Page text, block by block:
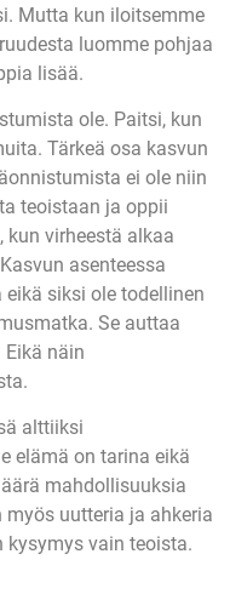
Mutta kun iloitsemme
luomme pohjaa
lisää.
ole. Paitsi, kun
Tärkeä osa kasvun
ei ole niin
teoistaan ja oppii
virheestä alkaa
asenteessa
siksi ole todellinen
Se auttaa
näin
alttiiksi
elämä on tarina eikä
mahdollisuuksia
uutteria ja ahkeria
kysymys vain teoista.